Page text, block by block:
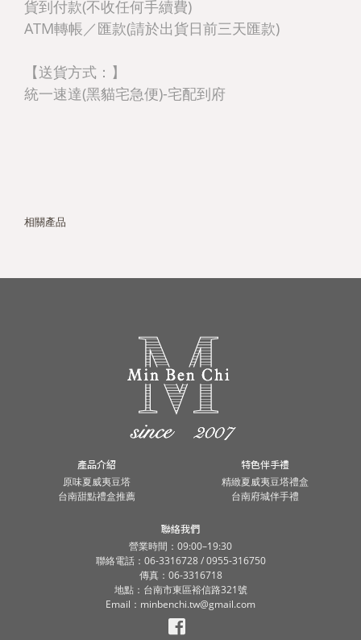
貨到付款(不收任何手續費)
ATM轉帳／匯款(請於出貨日前三天匯款)
【送貨方式：】
統一速達(黑貓宅急便)-宅配到府
相關產品
產品介紹
原味夏威夷豆塔
台南甜點禮盒推薦
特色伴手禮
精緻夏威夷豆塔禮盒
台南府城伴手禮
聯絡我們
營業時間：09:00–19:30
聯絡電話：06-3316728 / 0955-316750
傳真：06-3316718
地點：台南市東區裕信路321號
Email：minbenchi.tw@gmail.com